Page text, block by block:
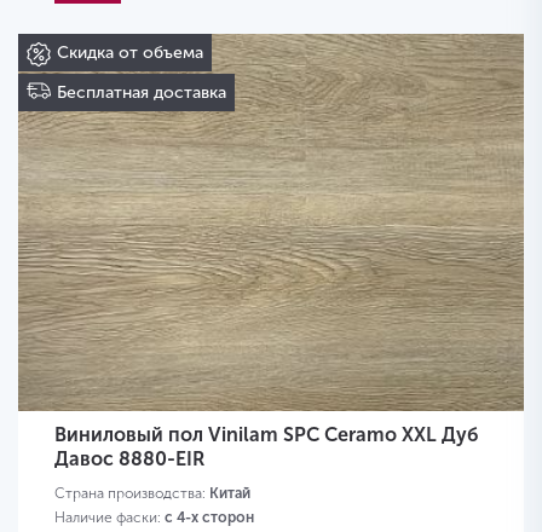
Скидка от объема
Бесплатная доставка
Виниловый пол Vinilam SPC Ceramo XXL Дуб
Давос 8880-EIR
Страна производства: Китай
Наличие фаски: с 4-х сторон